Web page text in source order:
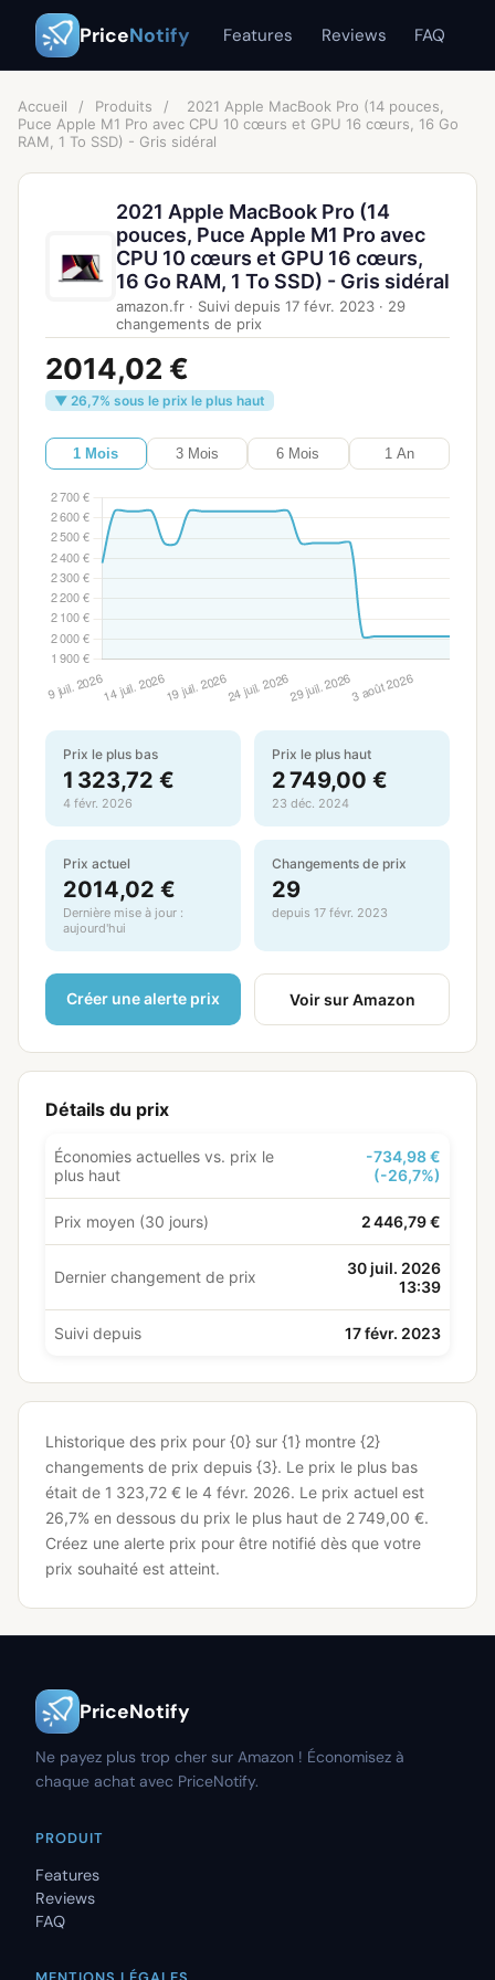
PriceNotify Features Reviews FAQ
Accueil / Produits /
2021 Apple MacBook Pro (14 pouces,
Puce Apple M1 Pro avec CPU 10 cœurs et GPU 16 cœurs, 16 Go
RAM, 1 To SSD) - Gris sidéral
2021 Apple MacBook Pro (14
pouces, Puce Apple M1 Pro avec
CPU 10 cœurs et GPU 16 cœurs,
16 Go RAM, 1 To SSD) - Gris sidéral
amazon.fr · Suivi depuis 17 févr. 2023 · 29
changements de prix
2014,02 €
▼ 26,7% sous le prix le plus haut
1 Mois 3 Mois 6 Mois 1 An
Prix le plus bas
1 323,72 €
4 févr. 2026
Prix le plus haut
2 749,00 €
23 déc. 2024
Prix actuel
2014,02 €
Dernière mise à jour :
aujourd'hui
Changements de prix
29
depuis 17 févr. 2023
Créer une alerte prix Voir sur Amazon
Détails du prix
Économies actuelles vs. prix le
plus haut
-734,98 €
(-26,7%)
Prix moyen (30 jours) 2 446,79 €
Dernier changement de prix
30 juil. 2026
13:39
Suivi depuis 17 févr. 2023
Lhistorique des prix pour {0} sur {1} montre {2}
changements de prix depuis {3}. Le prix le plus bas
était de 1 323,72 € le 4 févr. 2026. Le prix actuel est
26,7% en dessous du prix le plus haut de 2 749,00 €.
Créez une alerte prix pour être notifié dès que votre
prix souhaité est atteint.
PriceNotify
Ne payez plus trop cher sur Amazon ! Économisez à
chaque achat avec PriceNotify.
PRODUIT
Features
Reviews
FAQ